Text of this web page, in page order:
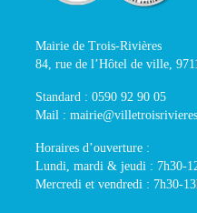
Mairie de Trois-Rivières
84, rue de l’Hôtel de ville,
Standard : 0590 92 90 05
Mail :
Horaires d’ouverture :
Lundi, mardi & jeudi : 7h30-
Mercredi et vendredi : 7h30-